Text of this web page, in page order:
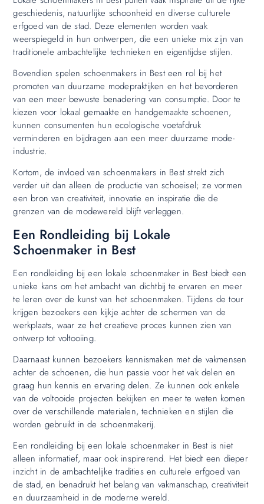
geschiedenis, natuurlijke schoonheid en diverse culturele
erfgoed van de stad. Deze elementen worden vaak
weerspiegeld in hun ontwerpen, die een unieke mix zijn van
traditionele ambachtelijke technieken en eigentijdse stijlen.
Bovendien spelen schoenmakers in Best een rol bij het
promoten van duurzame modepraktijken en het bevorderen
van een meer bewuste benadering van consumptie. Door te
kiezen voor lokaal gemaakte en handgemaakte schoenen,
kunnen consumenten hun ecologische voetafdruk
verminderen en bijdragen aan een meer duurzame mode-
industrie.
Kortom, de invloed van schoenmakers in Best strekt zich
verder uit dan alleen de productie van schoeisel; ze vormen
een bron van creativiteit, innovatie en inspiratie die de
grenzen van de modewereld blijft verleggen.
Een Rondleiding bij Lokale
Schoenmaker in Best
Een rondleiding bij een lokale schoenmaker in Best biedt een
unieke kans om het ambacht van dichtbij te ervaren en meer
te leren over de kunst van het schoenmaken. Tijdens de tour
krijgen bezoekers een kijkje achter de schermen van de
werkplaats, waar ze het creatieve proces kunnen zien van
ontwerp tot voltooiing.
Daarnaast kunnen bezoekers kennismaken met de vakmensen
achter de schoenen, die hun passie voor het vak delen en
graag hun kennis en ervaring delen. Ze kunnen ook enkele
van de voltooide projecten bekijken en meer te weten komen
over de verschillende materialen, technieken en stijlen die
worden gebruikt in de schoenmakerij.
Een rondleiding bij een lokale schoenmaker in Best is niet
alleen informatief, maar ook inspirerend. Het biedt een dieper
inzicht in de ambachtelijke tradities en culturele erfgoed van
de stad, en benadrukt het belang van vakmanschap, creativiteit
en duurzaamheid in de moderne wereld.